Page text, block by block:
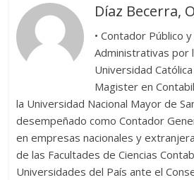
Díaz Becerra,
• Contador Público
Administrativas por
Universidad
Magister en
la Universidad Nacional Mayor de
desempeñado como Contador
en empresas nacionales y
de las Facultades de Ciencias
Universidades del País ante el